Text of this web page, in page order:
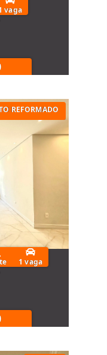
vaga
REFORMADO
1 vaga